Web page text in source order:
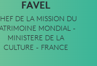
FAVEL
DE LA MISSION DU
MONDIAL -
MINISTERE DE LA
CULTURE - FRANCE